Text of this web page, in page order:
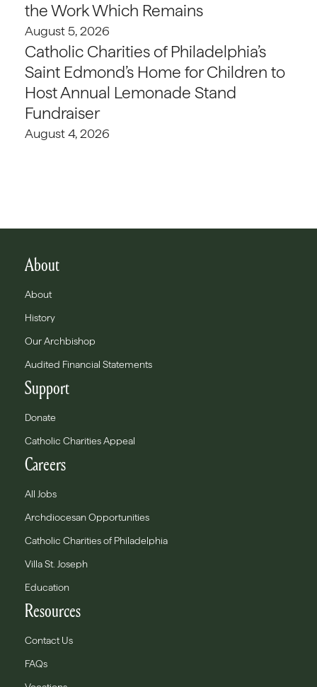
the Work Which Remains
August 5, 2026
Catholic Charities of Philadelphia’s
Saint Edmond’s Home for Children to
Host Annual Lemonade Stand
Fundraiser
August 4, 2026
About
About
History
Our Archbishop
Audited Financial Statements
Support
Donate
Catholic Charities Appeal
Careers
All Jobs
Archdiocesan Opportunities
Catholic Charities of Philadelphia
Villa St. Joseph
Education
Resources
Contact Us
FAQs